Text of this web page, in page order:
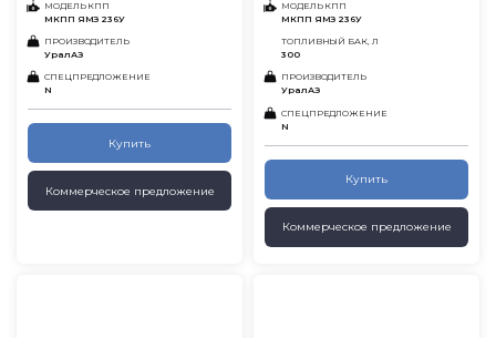
МОДЕЛЬ КПП
МКПП ЯМЗ 236У
ПРОИЗВОДИТЕЛЬ
УралАЗ
СПЕЦПРЕДЛОЖЕНИЕ
N
Купить
Коммерческое предложение
МОДЕЛЬ КПП
МКПП ЯМЗ 236У
ТОПЛИВНЫЙ БАК, Л
300
ПРОИЗВОДИТЕЛЬ
УралАЗ
СПЕЦПРЕДЛОЖЕНИЕ
N
Купить
Коммерческое предложение